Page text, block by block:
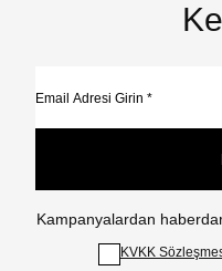
Kampanyalardan
KVKK